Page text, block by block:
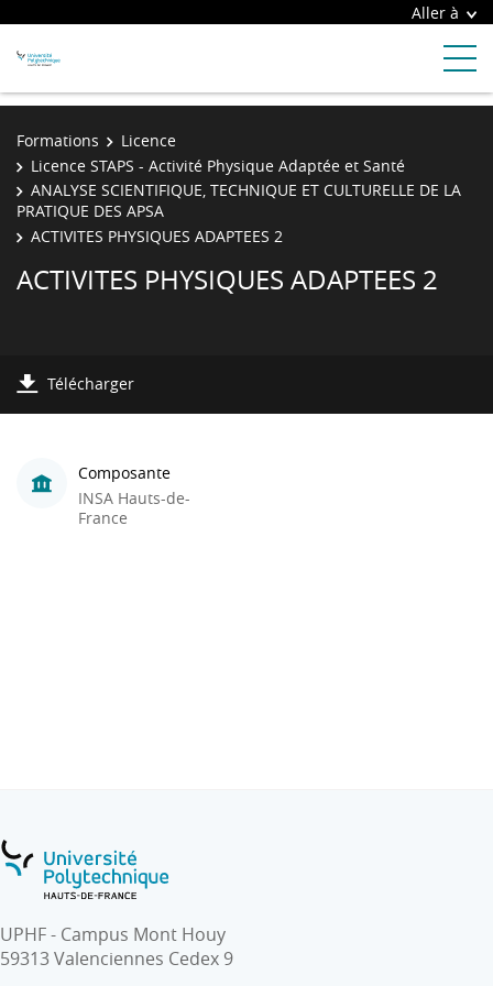
Aller à
Formations
Licence
Licence STAPS - Activité Physique Adaptée et Santé
ANALYSE SCIENTIFIQUE, TECHNIQUE ET CULTURELLE DE LA
PRATIQUE DES APSA
ACTIVITES PHYSIQUES ADAPTEES 2
ACTIVITES PHYSIQUES ADAPTEES 2
Télécharger
Composante
INSA Hauts-de-
France
UPHF - Campus Mont Houy
59313 Valenciennes Cedex 9